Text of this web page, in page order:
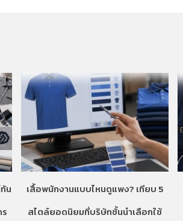
น
เสื้อพนักงานแบบไหนดูแพง? เทียบ 5
สไตล์ยอดนิยมที่บริษัทชั้นนำเลือกใช้